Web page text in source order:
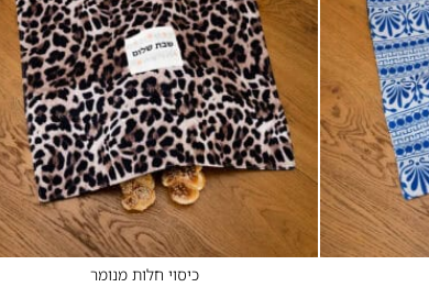
כיסוי חלות מנומר